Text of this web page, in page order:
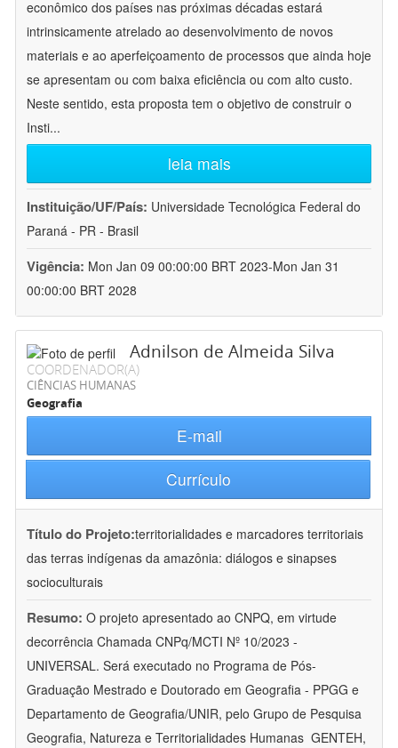
econômico dos países nas próximas décadas estará
intrinsicamente atrelado ao desenvolvimento de novos
materiais e ao aperfeiçoamento de processos que ainda hoje
se apresentam ou com baixa eficiência ou com alto custo.
Neste sentido, esta proposta tem o objetivo de construir o
Insti...
leia mais
Instituição/UF/País: Universidade Tecnológica Federal do
Paraná - PR - Brasil
Vigência: Mon Jan 09 00:00:00 BRT 2023-Mon Jan 31
00:00:00 BRT 2028
Adnilson de Almeida Silva
COORDENADOR(A)
CIÊNCIAS HUMANAS
Geografia
E-mail
Currículo
Título do Projeto:territorialidades e marcadores territoriais
das terras indígenas da amazônia: diálogos e sinapses
socioculturais
Resumo: O projeto apresentado ao CNPQ, em virtude
decorrência Chamada CNPq/MCTI Nº 10/2023 -
UNIVERSAL. Será executado no Programa de Pós-
Graduação Mestrado e Doutorado em Geografia - PPGG e
Departamento de Geografia/UNIR, pelo Grupo de Pesquisa
Geografia, Natureza e Territorialidades Humanas  GENTEH,